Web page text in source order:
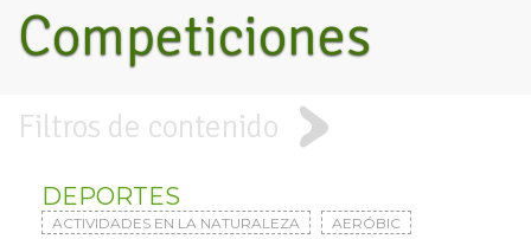
Competiciones
Filtros de contenido
DEPORTES
ACTIVIDADES EN LA NATURALEZA
AERÓBIC